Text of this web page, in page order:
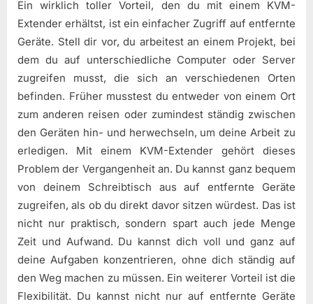
Ein wirklich toller Vorteil, den du mit einem KVM-
Extender erhältst, ist ein einfacher Zugriff auf entfernte
Geräte. Stell dir vor, du arbeitest an einem Projekt, bei
dem du auf unterschiedliche Computer oder Server
zugreifen musst, die sich an verschiedenen Orten
befinden. Früher musstest du entweder von einem Ort
zum anderen reisen oder zumindest ständig zwischen
den Geräten hin- und herwechseln, um deine Arbeit zu
erledigen. Mit einem KVM-Extender gehört dieses
Problem der Vergangenheit an. Du kannst ganz bequem
von deinem Schreibtisch aus auf entfernte Geräte
zugreifen, als ob du direkt davor sitzen würdest. Das ist
nicht nur praktisch, sondern spart auch jede Menge
Zeit und Aufwand. Du kannst dich voll und ganz auf
deine Aufgaben konzentrieren, ohne dich ständig auf
den Weg machen zu müssen. Ein weiterer Vorteil ist die
Flexibilität. Du kannst nicht nur auf entfernte Geräte